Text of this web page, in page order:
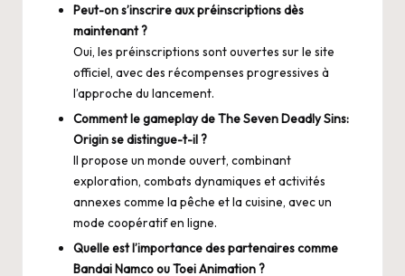
Peut-on s’inscrire aux préinscriptions dès
maintenant ?
Oui, les préinscriptions sont ouvertes sur le site
officiel, avec des récompenses progressives à
l’approche du lancement.
Comment le gameplay de The Seven Deadly Sins:
Origin se distingue-t-il ?
Il propose un monde ouvert, combinant
exploration, combats dynamiques et activités
annexes comme la pêche et la cuisine, avec un
mode coopératif en ligne.
Quelle est l’importance des partenaires comme
Bandai Namco ou Toei Animation ?